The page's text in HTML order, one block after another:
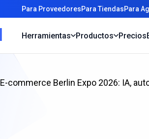
Para ProveedoresPara TiendasPara
Herramientas Productos Precios
E-commerce Berlin Expo 2026: IA,